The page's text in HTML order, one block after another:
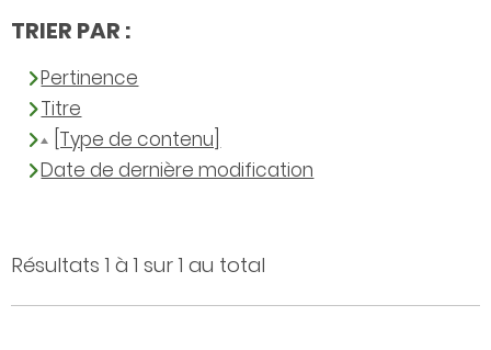
Résultats 1 à 1 sur 1 au total
TRIER PAR :
Pertinence
Titre
[Type de contenu]
Date de dernière modification